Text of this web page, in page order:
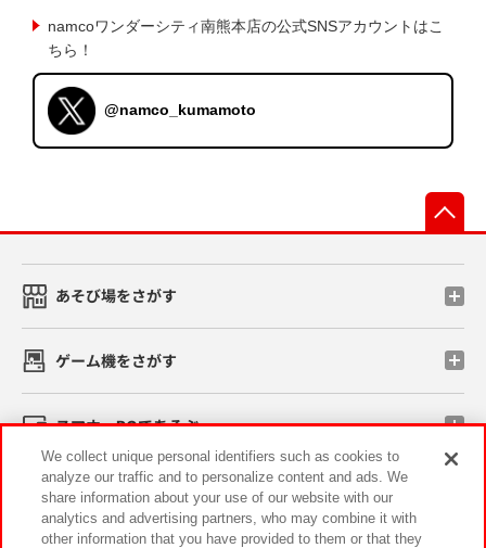
namcoワンダーシティ南熊本店の公式SNSアカウントはこ
ちら！
@namco_kumamoto
あそび場をさがす
ゲーム機をさがす
スマホ・PCであそぶ
イベント・キャンペーン
We collect unique personal identifiers such as cookies to
analyze our traffic and to personalize content and ads. We
share information about your use of our website with our
analytics and advertising partners, who may combine it with
other information that you have provided to them or that they